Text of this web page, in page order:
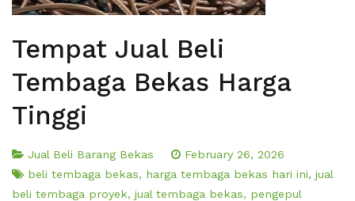
Tempat Jual Beli
Tembaga Bekas Harga
Tinggi
Jual Beli Barang Bekas
February 26, 2026
beli tembaga bekas, harga tembaga bekas hari ini, jual
beli tembaga proyek, jual tembaga bekas, pengepul